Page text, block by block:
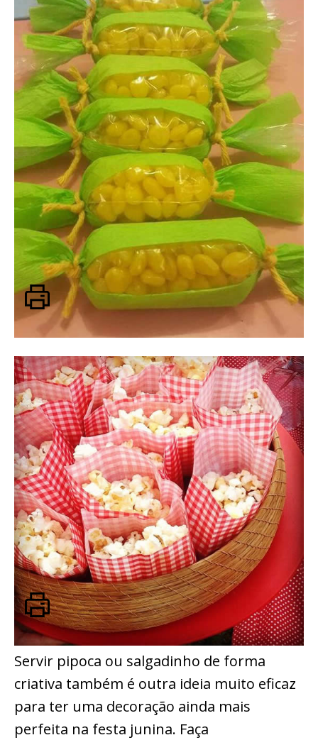
Servir pipoca ou salgadinho de forma
criativa também é outra ideia muito eficaz
para ter uma decoração ainda mais
perfeita na festa junina. Faça